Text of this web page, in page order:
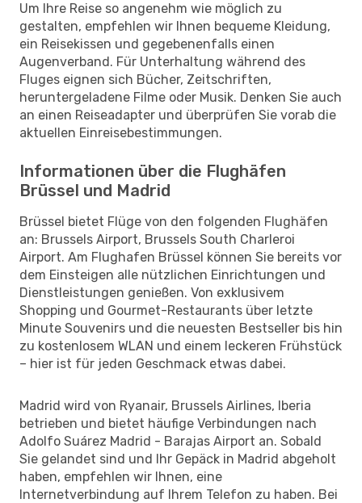
Um Ihre Reise so angenehm wie möglich zu
gestalten, empfehlen wir Ihnen bequeme Kleidung,
ein Reisekissen und gegebenenfalls einen
Augenverband. Für Unterhaltung während des
Fluges eignen sich Bücher, Zeitschriften,
heruntergeladene Filme oder Musik. Denken Sie auch
an einen Reiseadapter und überprüfen Sie vorab die
aktuellen Einreisebestimmungen.
Informationen über die Flughäfen
Brüssel und Madrid
Brüssel bietet Flüge von den folgenden Flughäfen
an: Brussels Airport, Brussels South Charleroi
Airport. Am Flughafen Brüssel können Sie bereits vor
dem Einsteigen alle nützlichen Einrichtungen und
Dienstleistungen genießen. Von exklusivem
Shopping und Gourmet-Restaurants über letzte
Minute Souvenirs und die neuesten Bestseller bis hin
zu kostenlosem WLAN und einem leckeren Frühstück
– hier ist für jeden Geschmack etwas dabei.
Madrid wird von Ryanair, Brussels Airlines, Iberia
betrieben und bietet häufige Verbindungen nach
Adolfo Suárez Madrid - Barajas Airport an. Sobald
Sie gelandet sind und Ihr Gepäck in Madrid abgeholt
haben, empfehlen wir Ihnen, eine
Internetverbindung auf Ihrem Telefon zu haben. Bei